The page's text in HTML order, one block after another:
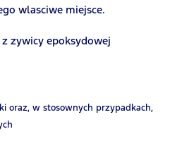
wlasciwe miejsce.
zywicy epoksydowej
oraz, w stosownych przypadkach,